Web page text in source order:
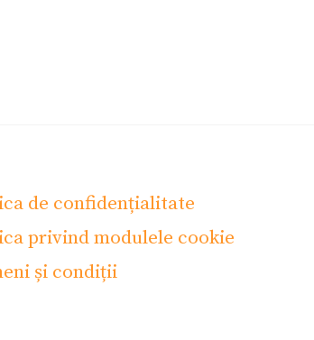
de confidențialitate
privind modulele cookie
și condiții